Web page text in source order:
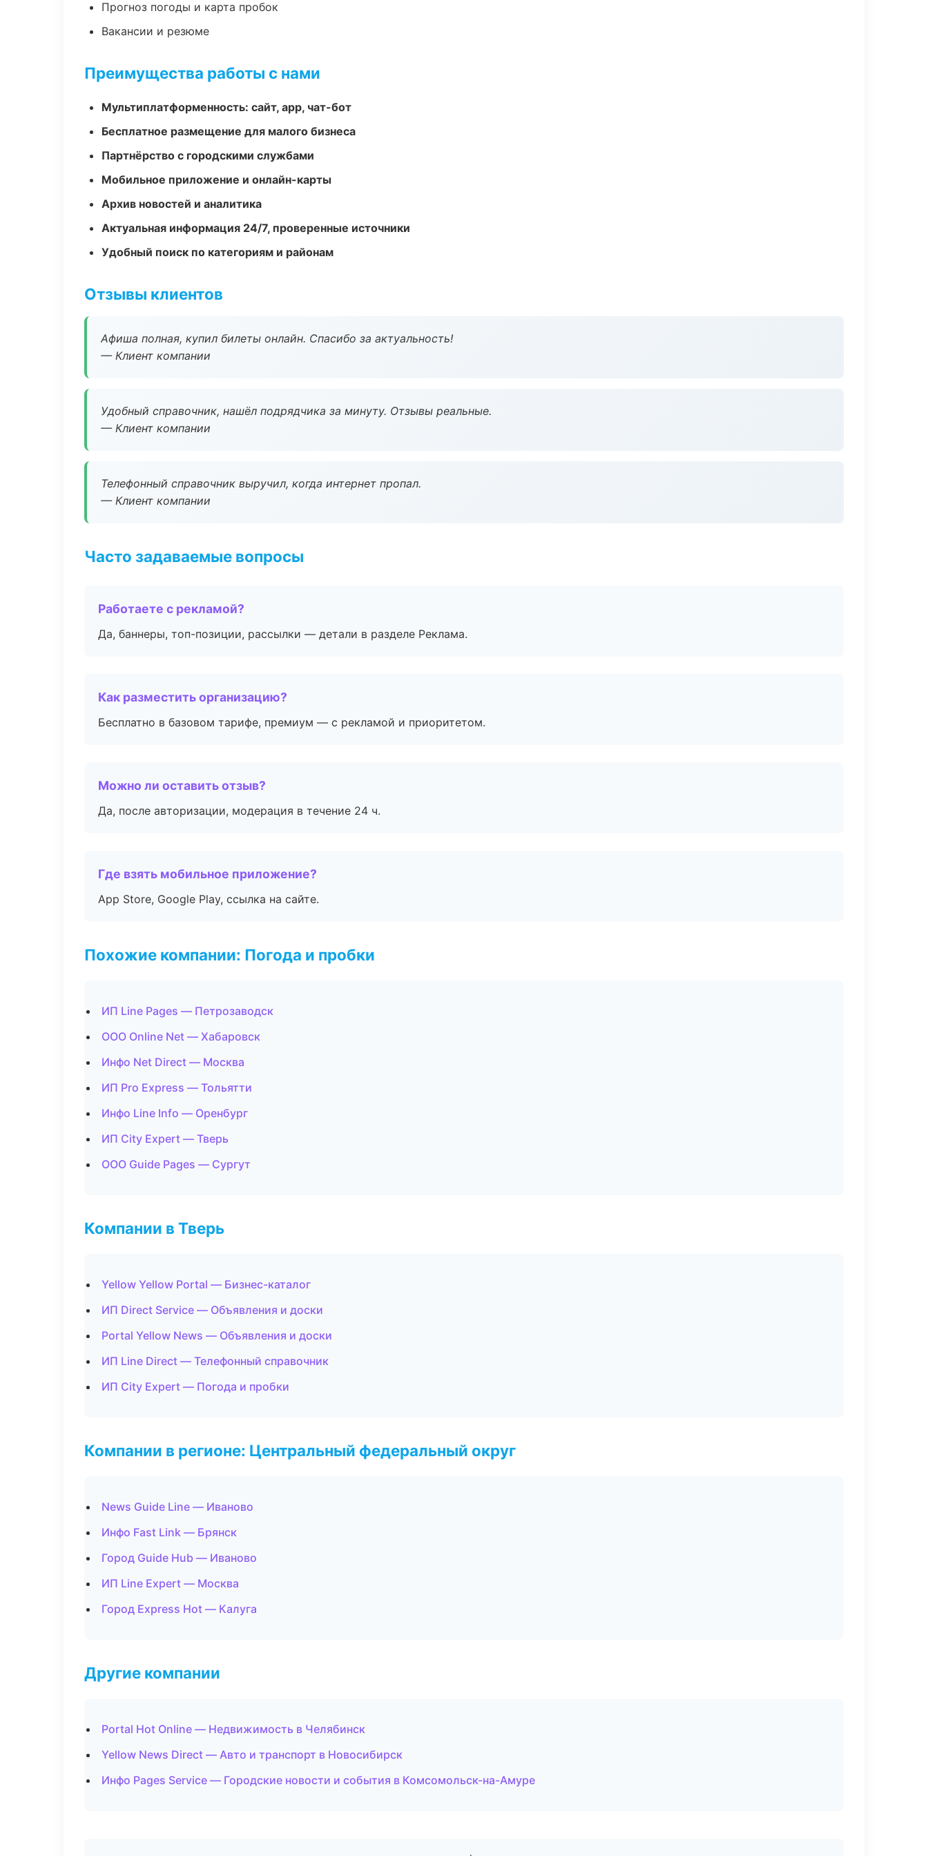
Прогноз погоды и карта пробок
Вакансии и резюме
Преимущества работы с нами
Мультиплатформенность: сайт, app, чат-бот
Бесплатное размещение для малого бизнеса
Партнёрство с городскими службами
Мобильное приложение и онлайн-карты
Архив новостей и аналитика
Актуальная информация 24/7, проверенные источники
Удобный поиск по категориям и районам
Отзывы клиентов
Афиша полная, купил билеты онлайн. Спасибо за актуальность!
— Клиент компании
Удобный справочник, нашёл подрядчика за минуту. Отзывы реальные.
— Клиент компании
Телефонный справочник выручил, когда интернет пропал.
— Клиент компании
Часто задаваемые вопросы
Работаете с рекламой?
Да, баннеры, топ-позиции, рассылки — детали в разделе Реклама.
Как разместить организацию?
Бесплатно в базовом тарифе, премиум — с рекламой и приоритетом.
Можно ли оставить отзыв?
Да, после авторизации, модерация в течение 24 ч.
Где взять мобильное приложение?
App Store, Google Play, ссылка на сайте.
Похожие компании: Погода и пробки
ИП Line Pages — Петрозаводск
ООО Online Net — Хабаровск
Инфо Net Direct — Москва
ИП Pro Express — Тольятти
Инфо Line Info — Оренбург
ИП City Expert — Тверь
ООО Guide Pages — Сургут
Компании в Тверь
Yellow Yellow Portal — Бизнес-каталог
ИП Direct Service — Объявления и доски
Portal Yellow News — Объявления и доски
ИП Line Direct — Телефонный справочник
ИП City Expert — Погода и пробки
Компании в регионе: Центральный федеральный округ
News Guide Line — Иваново
Инфо Fast Link — Брянск
Город Guide Hub — Иваново
ИП Line Expert — Москва
Город Express Hot — Калуга
Другие компании
Portal Hot Online — Недвижимость в Челябинск
Yellow News Direct — Авто и транспорт в Новосибирск
Инфо Pages Service — Городские новости и события в Комсомольск-на-Амуре